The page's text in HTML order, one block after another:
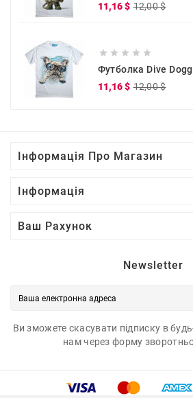
11,16 $ 12,00 $
    
Футболка Dive
11,16 $ 12,00 $
Інформація Про Магазин
Інформація
Ваш Рахунок
Newsletter
Ви зможете скасувати підписку в
нам через форму